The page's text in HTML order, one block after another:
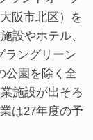
阪市北区）を
設やホテル、
ラングリーン
公園を除く全
施設が出そろ
は27年度の予